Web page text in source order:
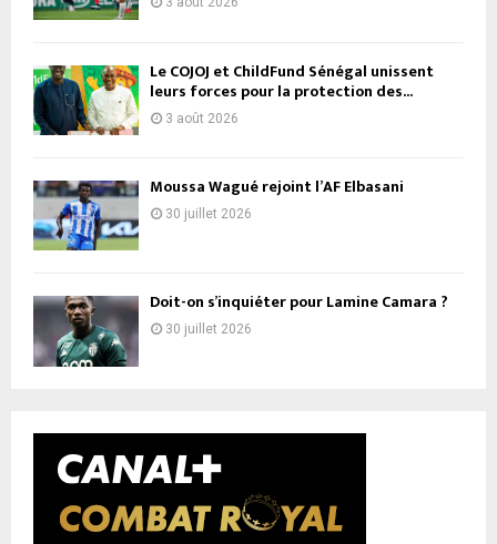
Le COJOJ et ChildFund Sénégal unissent
leurs forces pour la protection des...
3 août 2026
Moussa Wagué rejoint l’AF Elbasani
30 juillet 2026
Doit-on s’inquiéter pour Lamine Camara ?
30 juillet 2026